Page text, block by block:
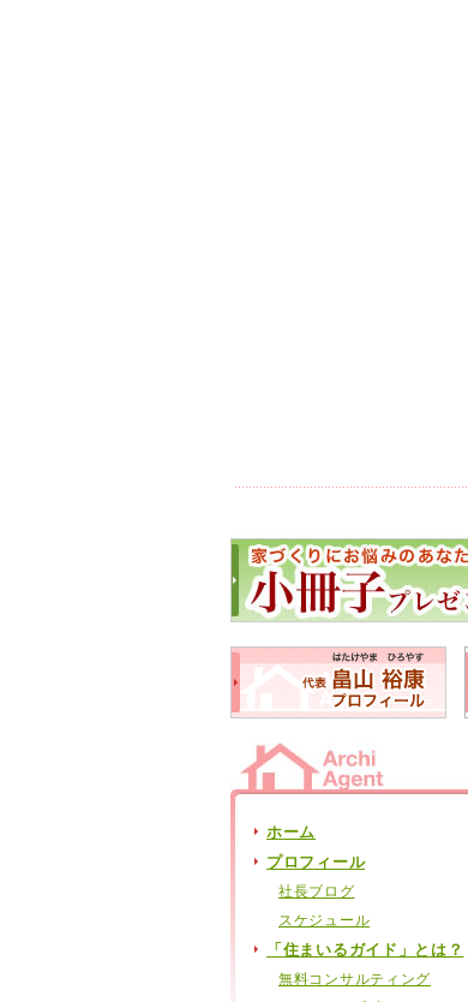
ホーム
プロフィール
社長ブログ
スケジュール
「住まいるガイド」とは？
無料コンサルティング